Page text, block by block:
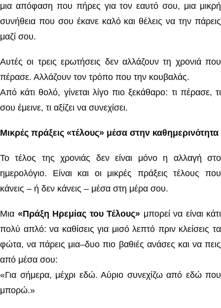
μια απόφαση που πήρες για τον εαυτό σου, μια μικρή
συνήθεια που σου έκανε καλό και θέλεις να την πάρεις
μαζί σου.
Αυτές οι τρεις ερωτήσεις δεν αλλάζουν τη χρονιά που
πέρασε. Αλλάζουν τον τρόπο που την κουβαλάς.
Από κάτι θολό, γίνεται λίγο πιο ξεκάθαρο: τι πέρασε, τι
σου έμεινε, τι αξίζει να συνεχίσει.
Μικρές πράξεις «τέλους» μέσα στην καθημερινότητα
Το τέλος της χρονιάς δεν είναι μόνο η αλλαγή στο
ημερολόγιο. Είναι και οι μικρές πράξεις τέλους που
κάνεις – ή δεν κάνεις – μέσα στη μέρα σου.
Μια «Πράξη Ηρεμίας του Τέλους» μπορεί να είναι κάτι
πολύ απλό: να καθίσεις για μισό λεπτό πριν κλείσεις τα
φώτα, να πάρεις μια–δυο πιο βαθιές ανάσες και να πεις
από μέσα σου:
«Για σήμερα, μέχρι εδώ. Αύριο συνεχίζω από εδώ που
μπορώ.»